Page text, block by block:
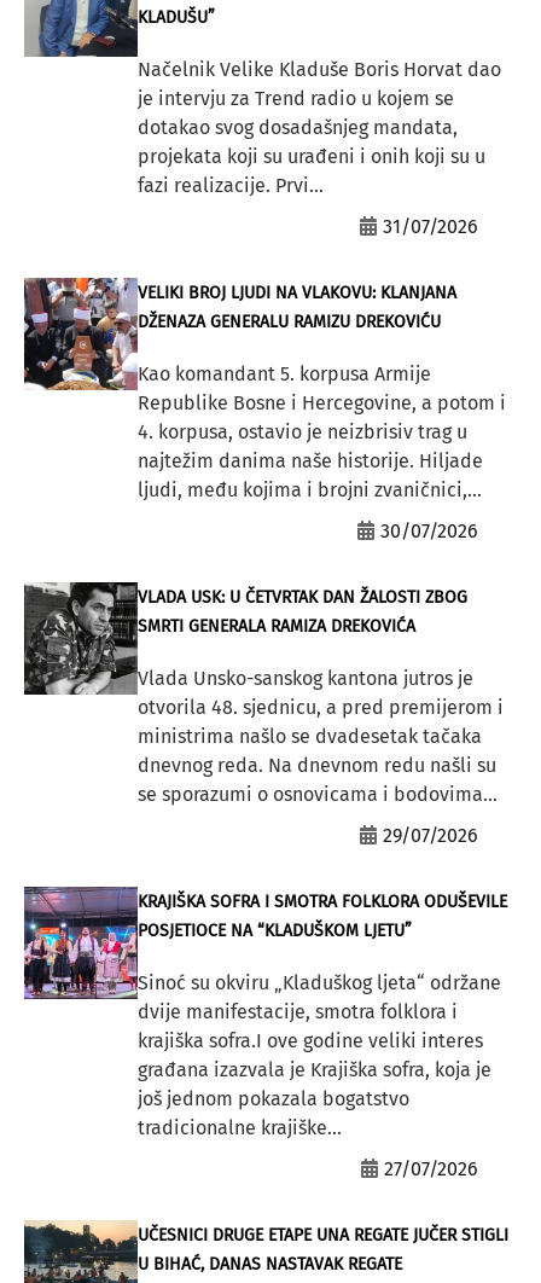
KLADUŠU”
Načelnik Velike Kladuše Boris Horvat dao
je intervju za Trend radio u kojem se
dotakao svog dosadašnjeg mandata,
projekata koji su urađeni i onih koji su u
fazi realizacije. Prvi...
31/07/2026
VELIKI BROJ LJUDI NA VLAKOVU: KLANJANA
DŽENAZA GENERALU RAMIZU DREKOVIĆU
Kao komandant 5. korpusa Armije
Republike Bosne i Hercegovine, a potom i
4. korpusa, ostavio je neizbrisiv trag u
najtežim danima naše historije. Hiljade
ljudi, među kojima i brojni zvaničnici,...
30/07/2026
VLADA USK: U ČETVRTAK DAN ŽALOSTI ZBOG
SMRTI GENERALA RAMIZA DREKOVIĆA
Vlada Unsko-sanskog kantona jutros je
otvorila 48. sjednicu, a pred premijerom i
ministrima našlo se dvadesetak tačaka
dnevnog reda. Na dnevnom redu našli su
se sporazumi o osnovicama i bodovima...
29/07/2026
KRAJIŠKA SOFRA I SMOTRA FOLKLORA ODUŠEVILE
POSJETIOCE NA “KLADUŠKOM LJETU”
Sinoć su okviru „Kladuškog ljeta“ održane
dvije manifestacije, smotra folklora i
krajiška sofra.I ove godine veliki interes
građana izazvala je Krajiška sofra, koja je
još jednom pokazala bogatstvo
tradicionalne krajiške...
27/07/2026
UČESNICI DRUGE ETAPE UNA REGATE JUČER STIGLI
U BIHAĆ, DANAS NASTAVAK REGATE